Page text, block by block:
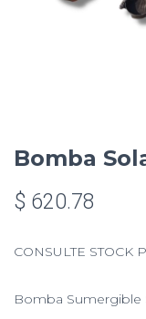
Bomba
$ 620.78
CONSULTE STOCK
Bomba Sumergible